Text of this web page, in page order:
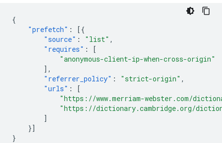
{
"prefetch" :
[{
"source" : "list" ,
"requires" :
[
"anonymous-client-ip-when-cross-origin"
],
"referrer_policy" : "strict-origin" ,
"urls" :
[
"https://www.merriam-webster.com/
"https://dictionary.cambridge.org/
]
}]
}